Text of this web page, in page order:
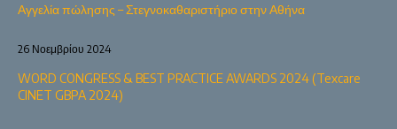
Αγγελία πώλησης – Στεγνοκαθαριστήριο στην Αθήνα
WORD CONGRESS & BEST PRACTICE AWARDS 2024 (Texcare
CINET GBPA 2024)
26 Νοεμβρίου 2024